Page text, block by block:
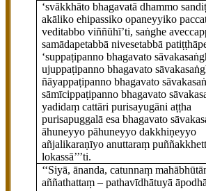
‘svākkhāto bhagavatā dhammo
akāliko ehipassiko opaneyyiko
veditabbo viññūhī’ti, saṅghe
samādapetabbā nivesetabbā
‘suppaṭipanno bhagavato
ujuppaṭipanno bhagavato
ñāyappaṭipanno bhagavato
sāmīcippaṭipanno bhagavato
yadidaṃ cattāri purisayugāni aṭṭha
purisapuggalā esa bhagavato
āhuneyyo pāhuneyyo dakkhiṇeyyo
añjalikaraṇīyo anuttaraṃ
lokassā’’’ti.
‘‘Siyā, ānanda, catunnaṃ
aññathattaṃ – pathavīdhātuyā